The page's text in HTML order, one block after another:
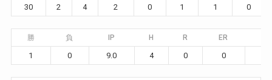
30 2 4 2 0 1 1 0
勝 負 IP H R ER
1 0 9.0 4 0 0